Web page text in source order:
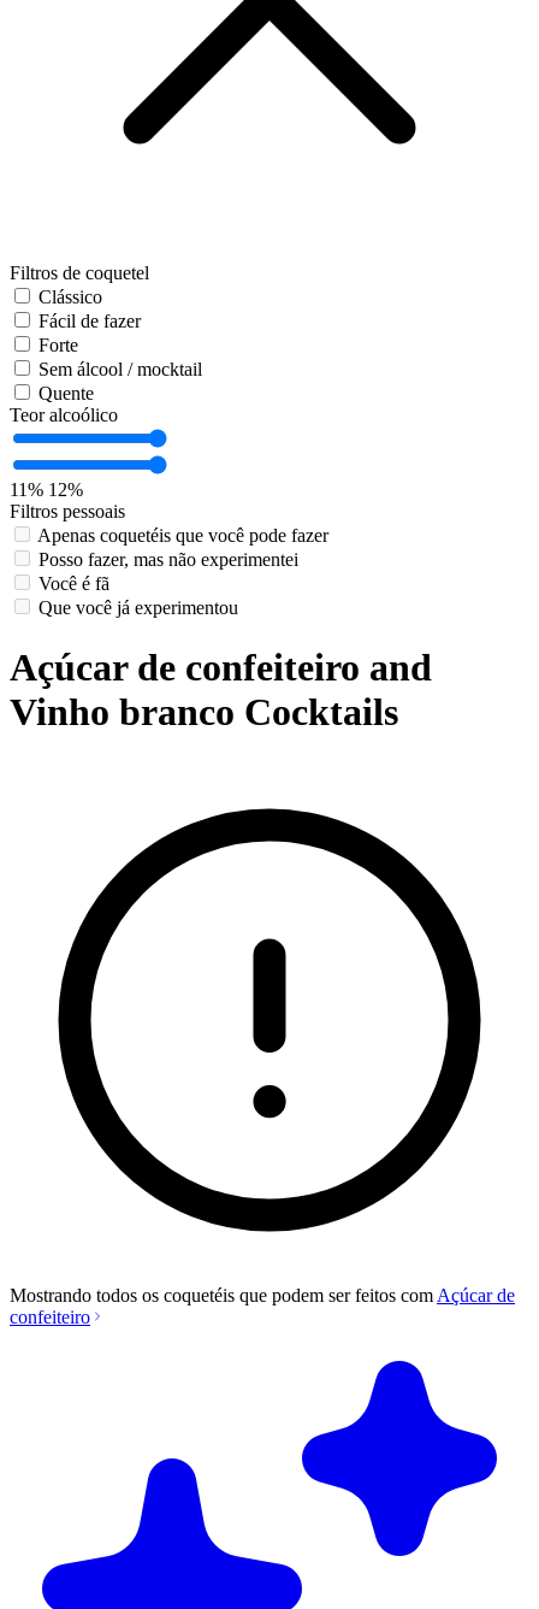
Filtros de coquetel
Clássico
Fácil de fazer
Forte
Sem álcool / mocktail
Quente
Teor alcoólico
11% 12%
Filtros pessoais
Apenas coquetéis que você pode fazer
Posso fazer, mas não experimentei
Você é fã
Que você já experimentou
Açúcar de confeiteiro and
Vinho branco Cocktails
Mostrando todos os coquetéis que podem ser feitos com Açúcar de
confeiteiro